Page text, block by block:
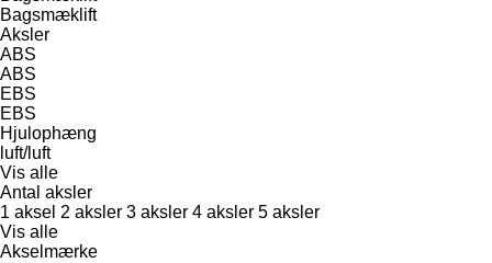
Bagsmæklift
Aksler
ABS
ABS
EBS
EBS
Hjulophæng
luft/luft
Vis alle
Antal aksler
1 aksel 2 aksler 3 aksler 4 aksler 5 aksler
Vis alle
Akselmærke